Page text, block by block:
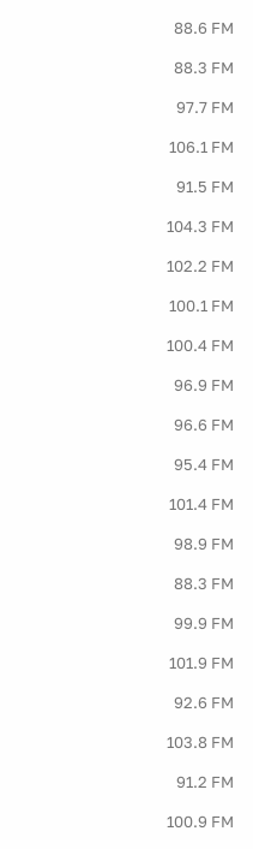
88.6 FM
88.3 FM
97.7 FM
106.1 FM
91.5 FM
104.3 FM
102.2 FM
100.1 FM
100.4 FM
96.9 FM
96.6 FM
95.4 FM
101.4 FM
98.9 FM
88.3 FM
99.9 FM
101.9 FM
92.6 FM
103.8 FM
91.2 FM
100.9 FM